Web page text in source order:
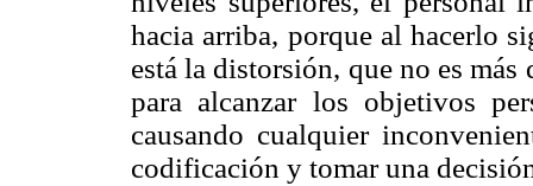
hacia arriba, porque al hacerlo
está la distorsión, que no es
para alcanzar los objetivos
causando cualquier
codificación y tomar una